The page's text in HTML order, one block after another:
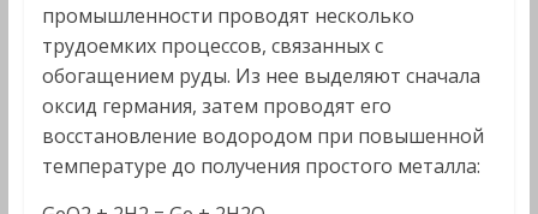
промышленности проводят несколько
трудоемких процессов, связанных с
обогащением руды. Из нее выделяют сначала
оксид германия, затем проводят его
восстановление водородом при повышенной
температуре до получения простого металла: